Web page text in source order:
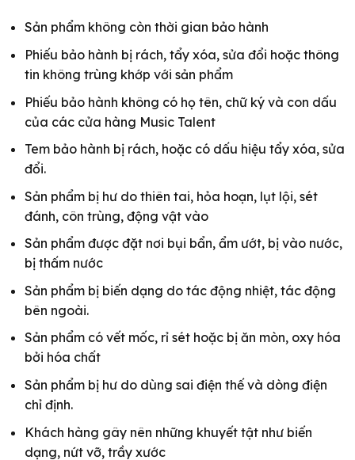
Sản phẩm không còn thời gian bảo hành
Phiếu bảo hành bị rách, tẩy xóa, sửa đổi hoặc thông
tin không trùng khớp với sản phẩm
Phiếu bảo hành không có họ tên, chữ ký và con dấu
của các cửa hàng Music Talent
Tem bảo hành bị rách, hoặc có dấu hiệu tẩy xóa, sửa
đổi.
Sản phẩm bị hư do thiên tai, hỏa hoạn, lụt lội, sét
đánh, côn trùng, động vật vào
Sản phẩm được đặt nơi bụi bẩn, ẩm ướt, bị vào nước,
bị thấm nước
Sản phẩm bị biến dạng do tác động nhiệt, tác động
bên ngoài.
Sản phẩm có vết mốc, rỉ sét hoặc bị ăn mòn, oxy hóa
bởi hóa chất
Sản phẩm bị hư do dùng sai điện thế và dòng điện
chỉ định.
Khách hàng gây nên những khuyết tật như biến
dạng, nứt vỡ, trầy xước